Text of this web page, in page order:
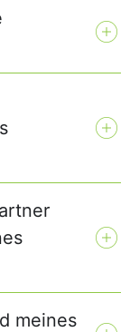
meines